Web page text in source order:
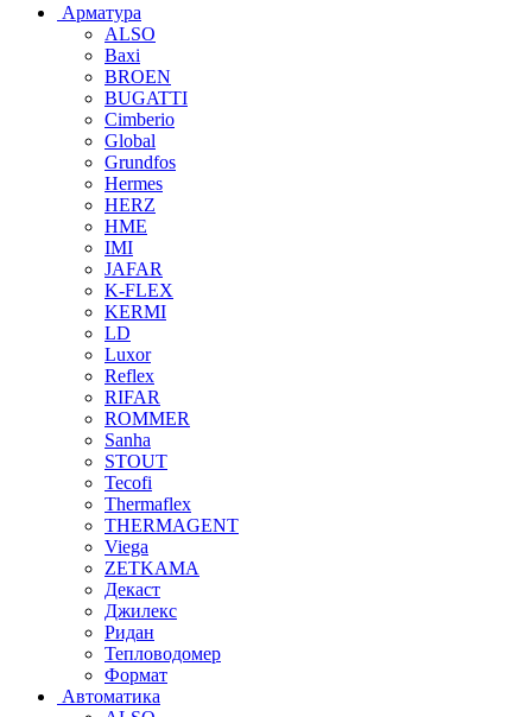
Арматура
ALSO
Baxi
BROEN
BUGATTI
Cimberio
Global
Grundfos
Hermes
HERZ
HME
IMI
JAFAR
K-FLEX
KERMI
LD
Luxor
Reflex
RIFAR
ROMMER
Sanha
STOUT
Tecofi
Thermaflex
THERMAGENT
Viega
ZETKAMA
Декаст
Джилекс
Ридан
Тепловодомер
Формат
Автоматика